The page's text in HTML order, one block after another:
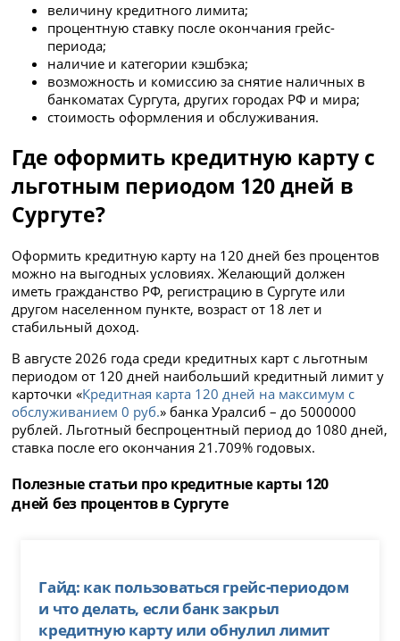
величину кредитного лимита;
процентную ставку после окончания грейс-
периода;
наличие и категории кэшбэка;
возможность и комиссию за снятие наличных в
банкоматах Сургута, других городах РФ и мира;
стоимость оформления и обслуживания.
Где оформить кредитную карту с
льготным периодом 120 дней в
Сургуте?
Оформить кредитную карту на 120 дней без процентов
можно на выгодных условиях. Желающий должен
иметь гражданство РФ, регистрацию в Сургуте или
другом населенном пункте, возраст от 18 лет и
стабильный доход.
В августе 2026 года среди кредитных карт с льготным
периодом от 120 дней наибольший кредитный лимит у
карточки «Кредитная карта 120 дней на максимум с
обслуживанием 0 руб.» банка Уралсиб – до 5000000
рублей. Льготный беспроцентный период до 1080 дней,
ставка после его окончания 21.709% годовых.
Полезные статьи про кредитные карты 120
дней без процентов в Сургуте
Гайд: как пользоваться грейс-периодом
и что делать, если банк закрыл
кредитную карту или обнулил лимит